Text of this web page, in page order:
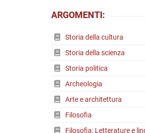
ARGOMENTI:
Storia della cultura
Storia della scienza
Storia politica
Archeologia
Arte e architettura
Filosofia
Filosofia; Letterature e